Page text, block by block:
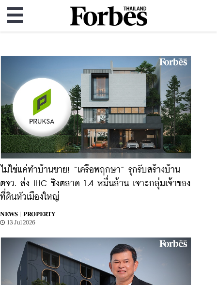
ไม่ใช่แค่ทำบ้านขาย! “เครือพฤกษา” รุกรับสร้างบ้าน
ตจว. ส่ง IHC ชิงตลาด 1.4 หมื่นล้าน เจาะกลุ่มเจ้าของ
ที่ดินหัวเมืองใหญ่
NEWS |
PROPERTY
13 Jul 2026